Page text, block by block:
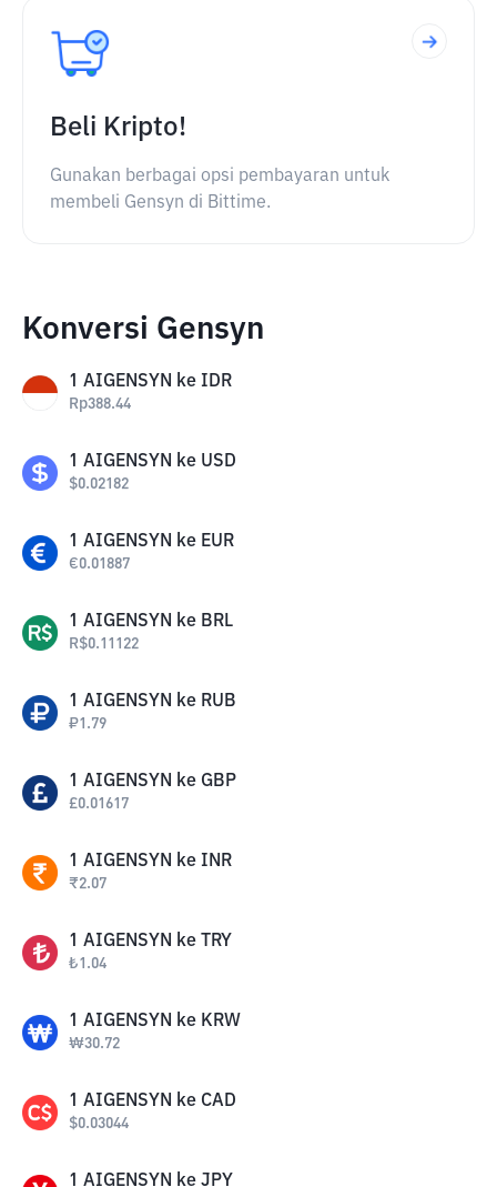
Beli Kripto!
Gunakan berbagai opsi pembayaran untuk
membeli Gensyn di Bittime.
Konversi Gensyn
1 AIGENSYN ke IDR
Rp388.44
1 AIGENSYN ke USD
$0.02182
1 AIGENSYN ke EUR
€0.01887
1 AIGENSYN ke BRL
R$0.11122
1 AIGENSYN ke RUB
₽1.79
1 AIGENSYN ke GBP
£0.01617
1 AIGENSYN ke INR
₹2.07
1 AIGENSYN ke TRY
₺1.04
1 AIGENSYN ke KRW
₩30.72
1 AIGENSYN ke CAD
$0.03044
1 AIGENSYN ke JPY